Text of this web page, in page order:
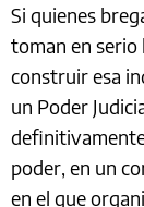
Si quienes
toman en serio
construir esa
un Poder
poder, en un
en el que